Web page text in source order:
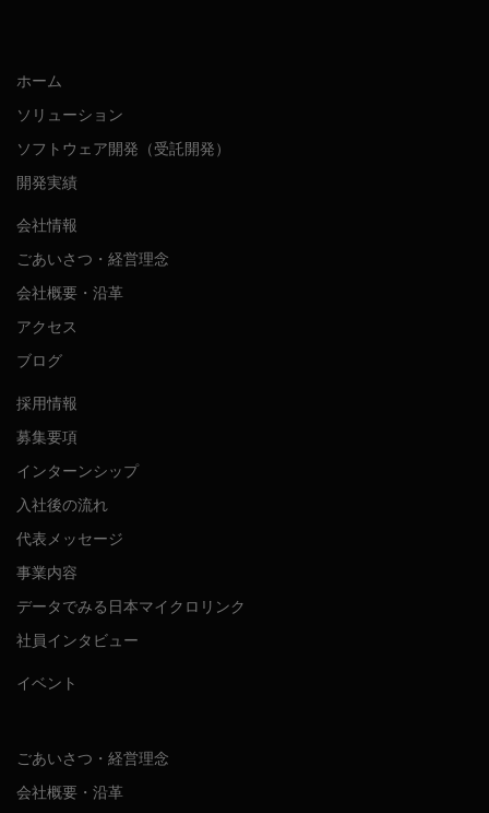
ホーム
ソリューション
ソフトウェア開発（受託開発）
開発実績
会社情報
ごあいさつ・経営理念
会社概要・沿革
アクセス
ブログ
採用情報
募集要項
インターンシップ
入社後の流れ
代表メッセージ
事業内容
データでみる日本マイクロリンク
社員インタビュー
イベント
ごあいさつ・経営理念
会社概要・沿革